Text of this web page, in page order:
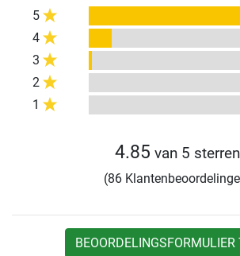
5
4
3
2
1
4.85 van 5 sterren
(86
BEOORDELINGSFORMULIER